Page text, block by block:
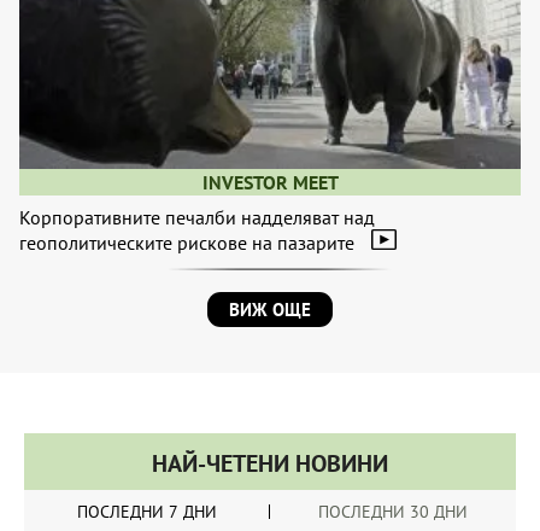
INVESTOR MEET
Корпоративните печалби надделяват над
геополитическите рискове на пазарите
ВИЖ ОЩЕ
НАЙ-ЧЕТЕНИ НОВИНИ
ПОСЛЕДНИ 7 ДНИ ПОСЛЕДНИ 30 ДНИ